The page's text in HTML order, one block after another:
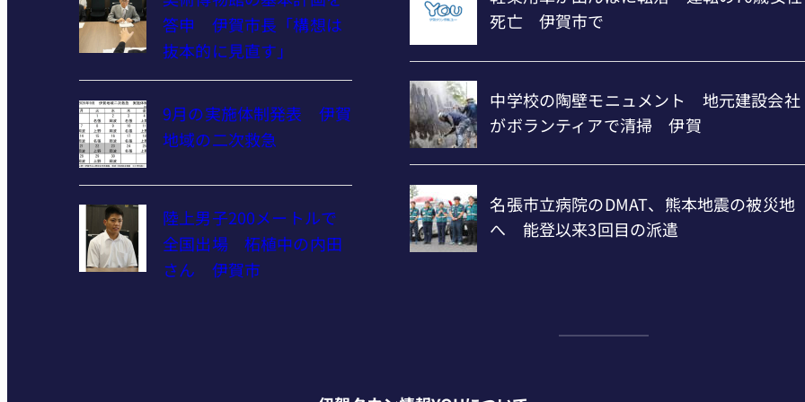
答申 伊賀市長「構想は
抜本的に見直す」
9月の実施体制発表 伊賀
地域の二次救急
陸上男子200メートルで
全国出場 柘植中の内田
さん 伊賀市